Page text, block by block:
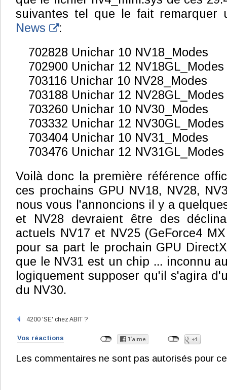
suivantes tel que le fait
News
:
702828 Unichar 10 NV18_Modes
702900 Unichar 12 NV18GL_Modes
703116 Unichar 10 NV28_Modes
703188 Unichar 12 NV28GL_Modes
703260 Unichar 10 NV30_Modes
703332 Unichar 12 NV30GL_Modes
703404 Unichar 10 NV31_Modes
703476 Unichar 12 NV31GL_Modes
Voilà donc la première référence
ces prochains GPU NV18, NV28,
nous vous l'annoncions il y a
et NV28 devraient être des
actuels NV17 et NV25 (GeForce4
pour sa part le prochain GPU
que le NV31 est un chip ... inconnu
logiquement supposer qu'il s'agira
du NV30.
4200 'SE' chez ABIT ?
Vos réactions
Les commentaires ne sont pas autorisés pour